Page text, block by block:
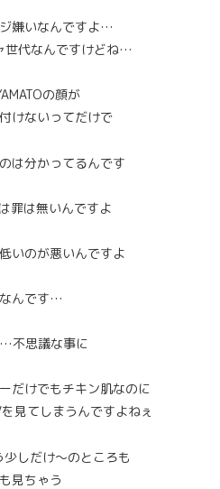
嫌いなんですよ…
世代なんですけどね…
の顔が
けないってだけで
は分かってるんです
罪は無いんですよ
いのが悪いんですよ
んです…
不思議な事に
だけでもチキン肌なのに
見てしまうんですよねぇ
少しだけ～のところも
見ちゃう